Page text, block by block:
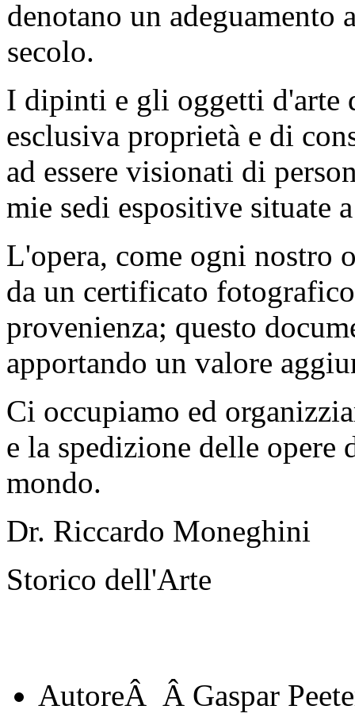
denotano un
secolo.
I dipinti e gli oggetti d'arte
esclusiva proprietà e di
ad essere visionati di
mie sedi espositive situate
L'opera, come ogni nostro
da un certificato
provenienza; questo
apportando un valore
Ci occupiamo ed
e la spedizione delle
mondo.
Dr. Riccardo Moneghini
Storico dell'Arte
AutoreÂ Â Gaspar